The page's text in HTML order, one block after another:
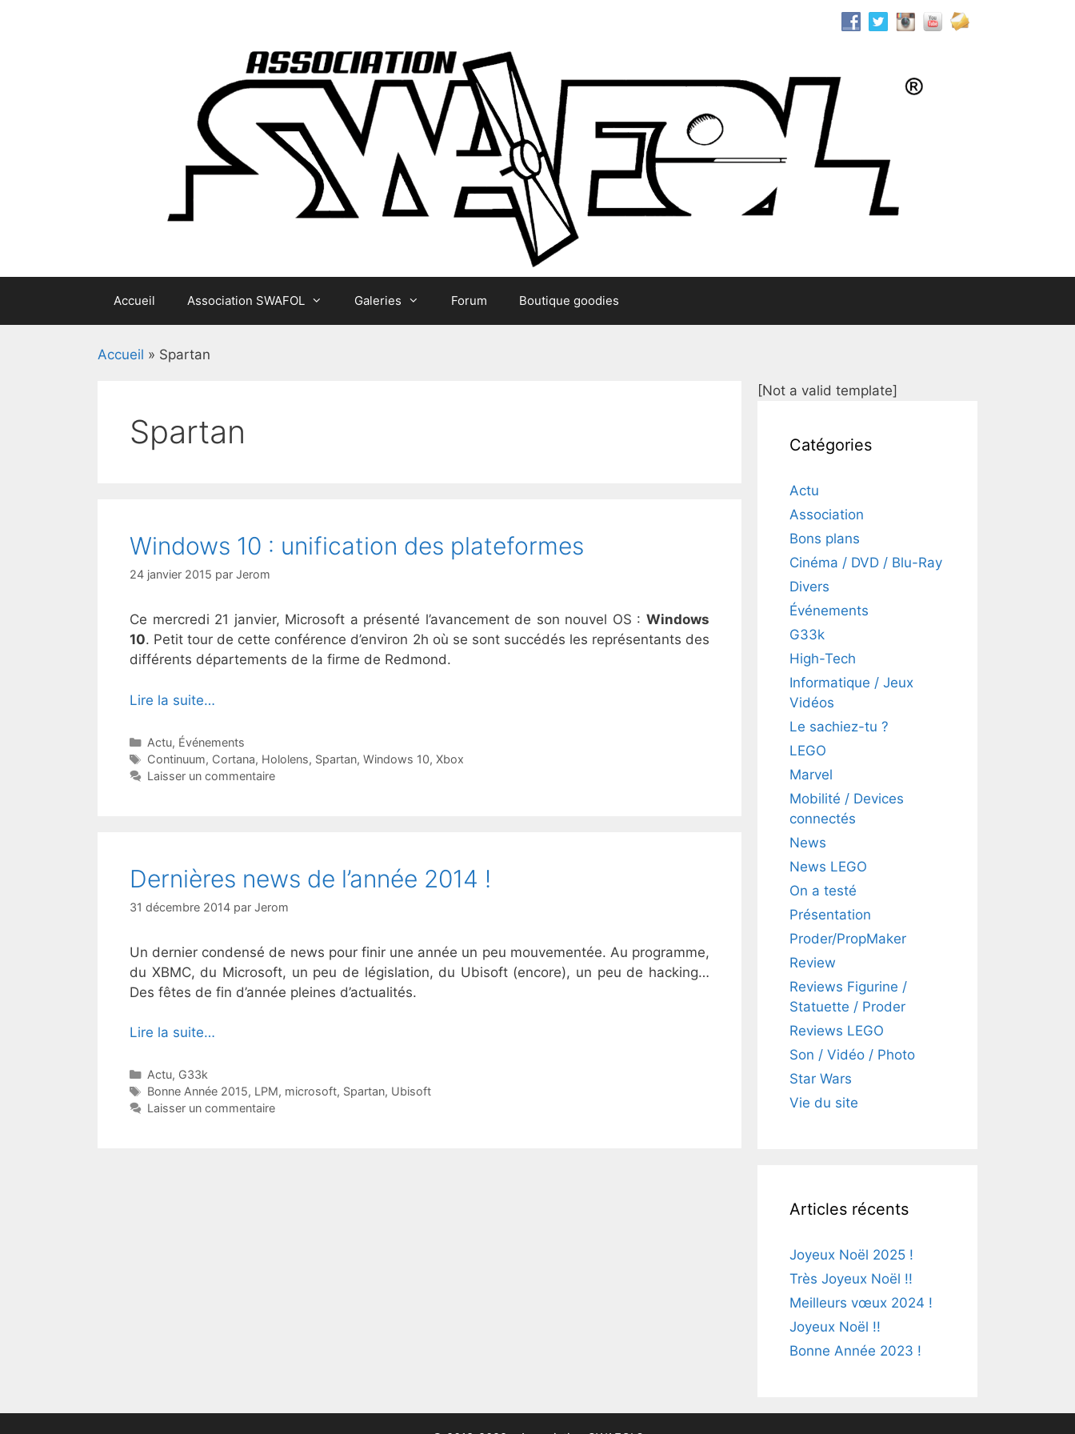
Accueil Association SWAFOL Galeries Forum Boutique goodies
Accueil » Spartan
Spartan
Windows 10 : unification des plateformes
24 janvier 2015 par Jerom
Ce mercredi 21 janvier, Microsoft a présenté l’avancement de son nouvel OS : Windows
10. Petit tour de cette conférence d’environ 2h où se sont succédés les représentants des
différents départements de la firme de Redmond.
Lire la suite…
Catégories
Actu, Événements
Étiquettes
Continuum, Cortana, Hololens, Spartan, Windows 10, Xbox
Laisser un commentaire
Dernières news de l’année 2014 !
31 décembre 2014 par Jerom
Un dernier condensé de news pour finir une année un peu mouvementée. Au programme,
du XBMC, du Microsoft, un peu de législation, du Ubisoft (encore), un peu de hacking…
Des fêtes de fin d’année pleines d’actualités.
Lire la suite…
Catégories
Actu, G33k
Étiquettes
Bonne Année 2015, LPM, microsoft, Spartan, Ubisoft
Laisser un commentaire
[Not a valid template]
Catégories
Actu
Association
Bons plans
Cinéma / DVD / Blu-Ray
Divers
Événements
G33k
High-Tech
Informatique / Jeux
Vidéos
Le sachiez-tu ?
LEGO
Marvel
Mobilité / Devices
connectés
News
News LEGO
On a testé
Présentation
Proder/PropMaker
Review
Reviews Figurine /
Statuette / Proder
Reviews LEGO
Son / Vidéo / Photo
Star Wars
Vie du site
Articles récents
Joyeux Noël 2025 !
Très Joyeux Noël !!
Meilleurs vœux 2024 !
Joyeux Noël !!
Bonne Année 2023 !